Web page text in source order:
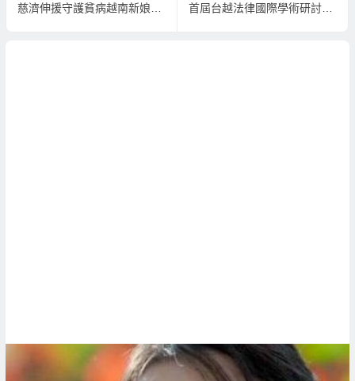
首屆台越法律國際學術研討會在河內舉辦